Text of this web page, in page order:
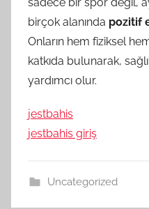
birçok alanında pozitif
Onların hem fiziksel
katkıda bulunarak,
yardımcı olur.
jestbahis
jestbahis giriş
Uncategorized